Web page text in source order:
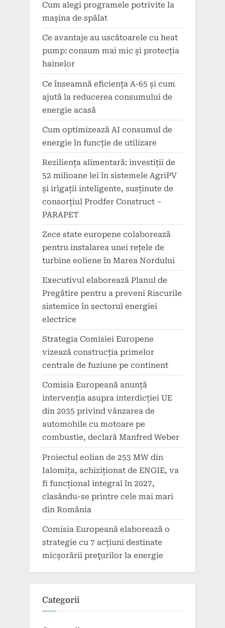
Cum alegi programele potrivite la
mașina de spălat
Ce avantaje au uscătoarele cu heat
pump: consum mai mic și protecția
hainelor
Ce înseamnă eficiența A-65 și cum
ajută la reducerea consumului de
energie acasă
Cum optimizează AI consumul de
energie în funcție de utilizare
Reziliența alimentară: investiții de
52 milioane lei în sistemele AgriPV
și irigații inteligente, susținute de
consorțiul Prodfer Construct –
PARAPET
Zece state europene colaborează
pentru instalarea unei rețele de
turbine eoliene în Marea Nordului
Executivul elaborează Planul de
Pregătire pentru a preveni Riscurile
sistemice în sectorul energiei
electrice
Strategia Comisiei Europene
vizează construcția primelor
centrale de fuziune pe continent
Comisia Europeană anunță
intervenția asupra interdicției UE
din 2035 privind vânzarea de
automobile cu motoare pe
combustie, declară Manfred Weber
Proiectul eolian de 253 MW din
Ialomița, achiziționat de ENGIE, va
fi funcțional integral în 2027,
clasându-se printre cele mai mari
din România
Comisia Europeană elaborează o
strategie cu 7 acțiuni destinate
micșorării preţurilor la energie
Categorii